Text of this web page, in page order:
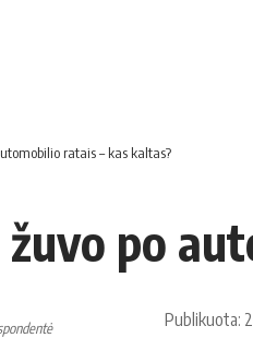
ratais – kas kaltas?
po
Publikuota: